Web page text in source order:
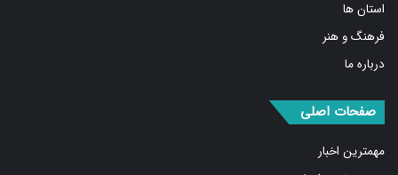
فرهنگ و هنر
درباره ما
مهمترین اخبار
پربیننده‌ترین اخبار